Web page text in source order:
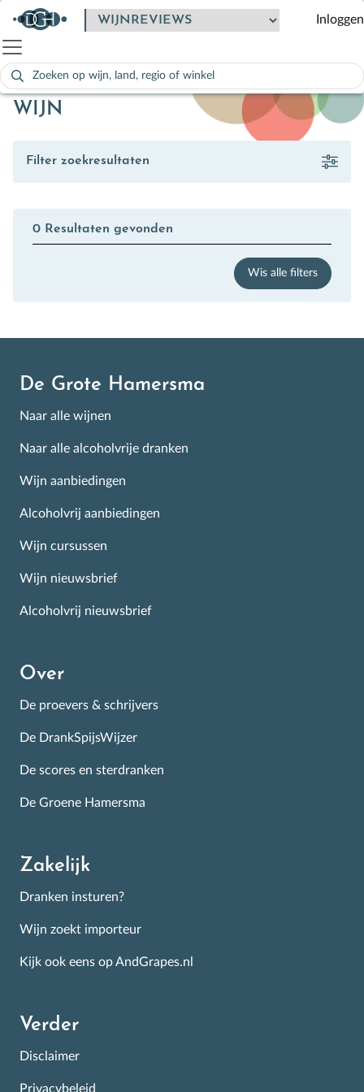
Zoeken
naar:
Als de resultaten voor automatisch aanvullen beschikbaar zijn,
Inloggen
WIJN
Filter zoekresultaten
0 Resultaten gevonden
Wis alle filters
De Grote Hamersma
Naar alle wijnen
Naar alle alcoholvrije dranken
Wijn aanbiedingen
Alcoholvrij aanbiedingen
Wijn cursussen
Wijn nieuwsbrief
Alcoholvrij nieuwsbrief
Over
De proevers & schrijvers
De DrankSpijsWijzer
De scores en sterdranken
De Groene Hamersma
Zakelijk
Dranken insturen?
Wijn zoekt importeur
Kijk ook eens op AndGrapes.nl
Verder
Disclaimer
Privacybeleid
Schrijf je in voor de
Alle goed scorende week-aanbiedingen, de wijnevent
wijnen! Met informatie en tips over de beste wijnen op
de Nederlandse schappen.
Inschrijven